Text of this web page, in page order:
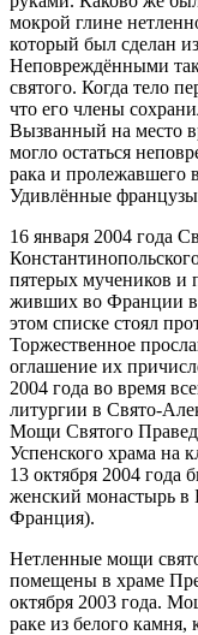
мокрой глине
который был сделан
Неповреждёнными
святого. Когда тело
что его члены
Вызванный на место
могло остаться
рака и пролежавшего
Удивлённые французы
16 января 2004 года
пятерых мучеников и
живших во Франции
этом списке стоял
Торжественное
оглашение их
2004 года во время
литургии в Свято-
Мощи Святого
Успенского храма на
13 октября 2004 года
женский монастырь в
Франция).
Нетленные мощи
помещены в храме
октября 2003 года.
раке из белого камня,